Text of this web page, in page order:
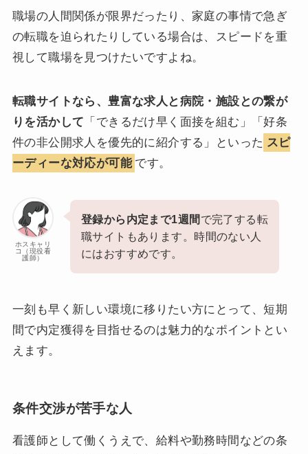
職場の人間関係が限界だったり、家庭の事情で急ぎ
の転職を迫られたりしている場合は、スピードを重
視して職場を見つけたいですよね。
転職サイトなら、豊富な求人と病院・施設との繋が
りを活かして 「できるだけ早く面接を組む」「好条
件の非公開求人を優先的に紹介する」といった スピ
ーディーな対応が可能 です。
ホスキャリ
コ（現役看
護師）
登録から内定まで1週間 で完了する転
職サイトもあります。時間のない人
にはおすすめです。
一刻も早く新しい環境に移りたい方にとって、短期
間で内定獲得を目指せるのは魅力的なポイントとい
えます。
条件交渉が苦手な人
看護師として働くうえで、給料や勤務時間などの条